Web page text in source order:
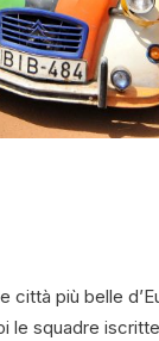
più belle
le squadre